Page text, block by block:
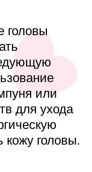
головы
или
для ухода
кожу головы.